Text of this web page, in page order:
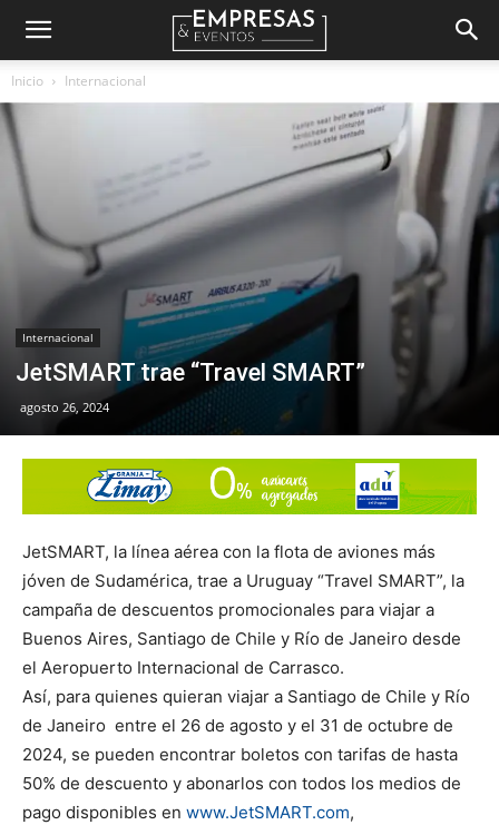
Empresas
&
Eventos
Inicio Internacional
Internacional
JetSMART trae “Travel SMART”
agosto 26, 2024
JetSMART, la línea aérea con la flota de aviones más
jóven de Sudamérica, trae a Uruguay “Travel SMART”, la
campaña de descuentos promocionales para viajar a
Buenos Aires, Santiago de Chile y Río de Janeiro desde
el Aeropuerto Internacional de Carrasco.
Así, para quienes quieran viajar a Santiago de Chile y Río
de Janeiro entre el 26 de agosto y el 31 de octubre de
2024, se pueden encontrar boletos con tarifas de hasta
50% de descuento y abonarlos con todos los medios de
pago disponibles en www.JetSMART.com,